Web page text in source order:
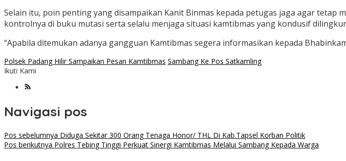
Selain itu, poin penting yang disampaikan Kanit Binmas kepada petugas jaga agar
kontrolnya di buku mutasi serta selalu menjaga situasi kamtibmas yang kondusif
“Apabila ditemukan adanya gangguan Kamtibmas segera informasikan kepada
Polsek Padang Hilir Sampaikan Pesan Kamtibmas Sambang Ke Pos Satkamling
Ikuti Kami
Navigasi pos
Pos sebelumnya Diduga Sekitar 300 Orang Tenaga Honor/ THL Di Kab.Tapsel Korban Politik
Pos berikutnya Polres Tebing Tinggi Perkuat Sinergi Kamtibmas Melalui Sambang Kepada Warga